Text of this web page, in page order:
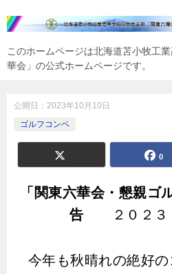
このホームページは北海道苫小牧工
華会」の公式ホームページです。
公開日： 2023年10月10日
ゴルフコンペ
0
「関東六華会・懇親ゴ
告 ２０２３
今年も秋晴れの絶好の